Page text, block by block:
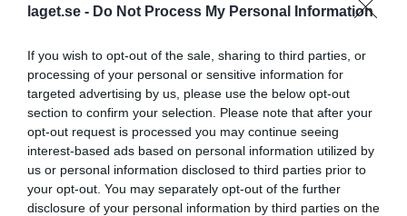
laget.se - Do Not Process My Personal Information
If you wish to opt-out of the sale, sharing to third parties, or
processing of your personal or sensitive information for
targeted advertising by us, please use the below opt-out
section to confirm your selection. Please note that after your
opt-out request is processed you may continue seeing
interest-based ads based on personal information utilized by
us or personal information disclosed to third parties prior to
your opt-out. You may separately opt-out of the further
disclosure of your personal information by third parties on the
Målvakter
Andreas Åström - Förlängt
Backar
Arvid Andrén - Förlängt
Axel Andrén - NY från BK Ockra
Tim Johansson - Förlängt
Samuel Rutevik - Förlängt
Emil Persson - Förlängt